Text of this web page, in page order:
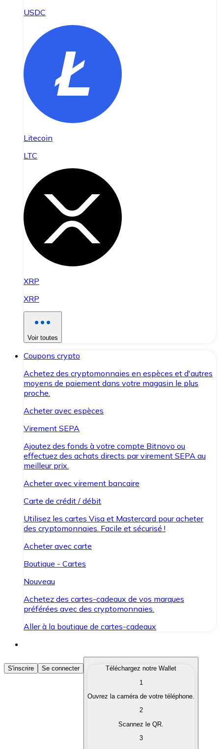
USDC
Litecoin
LTC
XRP
XRP
Voir toutes
Coupons crypto
Achetez des cryptomonnaies en espèces et d'autres
moyens de paiement dans votre magasin le plus
proche.
Acheter avec espèces
Virement SEPA
Ajoutez des fonds à votre compte Bitnovo ou
effectuez des achats directs par virement SEPA au
meilleur prix.
Acheter avec virement bancaire
Carte de crédit / débit
Utilisez les cartes Visa et Mastercard pour acheter
des cryptomonnaies. Facile et sécurisé !
Acheter avec carte
Boutique - Cartes
Nouveau
Achetez des cartes-cadeaux de vos marques
préférées avec des cryptomonnaies.
Aller à la boutique de cartes-cadeaux
Acheter des Cryptomonnaies
Achetez les cryptomonnaies qui vous intéressent
Convertissez vos cryptomonnaies en monnaie
S'inscrire Se connecter
Téléchargez notre Wallet
1
Ouvrez la caméra de votre téléphone.
2
Scannez le QR.
3